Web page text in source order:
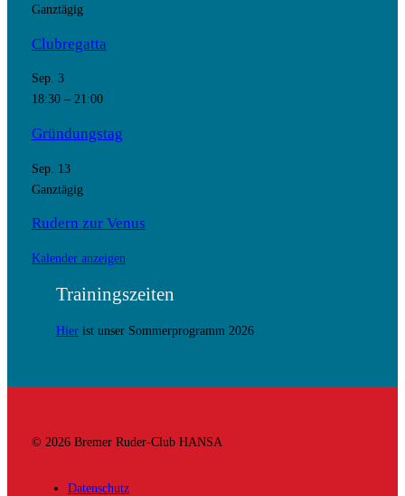
Ganztägig
Clubregatta
Sep. 3
18:30– 21:00
Gründungstag
Sep. 13
Ganztägig
Rudern zur Venus
Kalender anzeigen
Trainingszeiten
Hierist unser Sommerprogramm 2026
© 2026 Bremer Ruder-Club HANSA
Datenschutz